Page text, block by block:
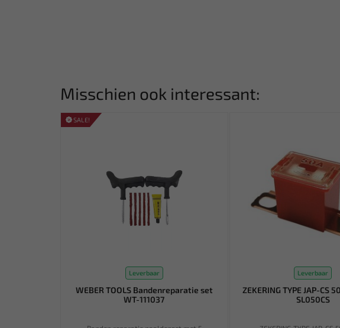
Misschien ook interessant:
SALE!
Leverbaar
WEBER TOOLS Bandenreparatie set
WT-111037
Leverbaar
ZEKERING TYPE JAP-CS
SL050CS